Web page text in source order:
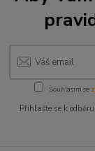
Souhlasím se
Přihlašte se k